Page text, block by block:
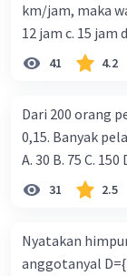
km/jam, maka
41 4.2
Dari 200 orang
0,15. Banyak
A. 30 B. 75 C. 150
31 2.5
Nyatakan
anggotanyal